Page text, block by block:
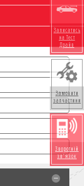
Записатись
на Тест
Драйв
Замовити
запчастини
Зворотній
зв'язок